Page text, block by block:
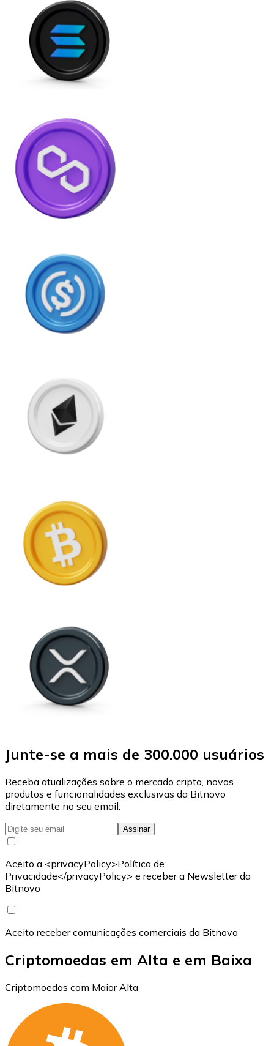
Junte-se a mais de 300.000 usuários
Receba atualizações sobre o mercado cripto, novos
produtos e funcionalidades exclusivas da Bitnovo
diretamente no seu email.
Assinar
Aceito a <privacyPolicy>Política de
Privacidade</privacyPolicy> e receber a Newsletter da
Bitnovo
Aceito receber comunicações comerciais da Bitnovo
Criptomoedas em Alta e em Baixa
Criptomoedas com Maior Alta